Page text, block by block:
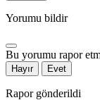
Yorumu bildir
Bu yorumu rapor
Hayır Evet
Rapor gönderildi